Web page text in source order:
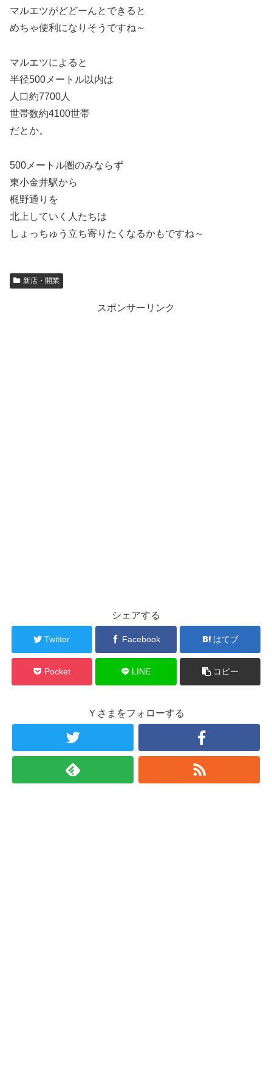
マルエツがどどーんとできると
めちゃ便利になりそうですね～
マルエツによると
半径500メートル以内は
人口約7700人
世帯数約4100世帯
だとか。
500メートル圏のみならず
東小金井駅から
梶野通りを
北上していく人たちは
しょっちゅう立ち寄りたくなるかもですね～
新店・開業
スポンサーリンク
シェアする
Twitter Facebook はてブ
Pocket LINE コピー
Ｙさまをフォローする